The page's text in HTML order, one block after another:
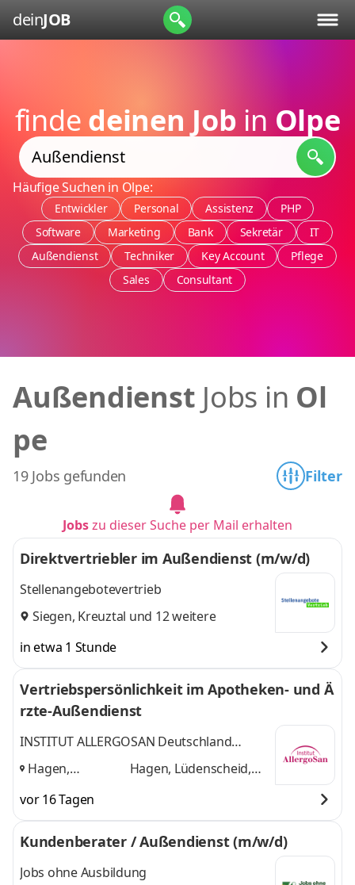
deinJOB
finde deinen Job in Olpe
Häufige Suchen in Olpe:
Entwickler Personal Assistenz
PHP
Software
Marketing Bank Sekretär
IT
Außendienst
Techniker Key Account
Pflege
Sales
Consultant
Außendienst Jobs in Ol
pe
19 Jobs gefunden Filter
Jobszu dieser Suche per Mail erhalten
Direktvertriebler im Außendienst (m/w/d)
Stellenangebotevertrieb
Siegen, Kreuztal und 12 weitere
in etwa 1 Stunde
Vertriebspersönlichkeit im Apotheken- und Ä
rzte-Außendienst
INSTITUT ALLERGOSAN Deutschland
(privat) GmbH
Hagen,
Olpe, Graz,
Hagen, Lüdenscheid,
vor 16 Tagen
Kundenberater / Außendienst (m/w/d)
Jobs ohne Ausbildung